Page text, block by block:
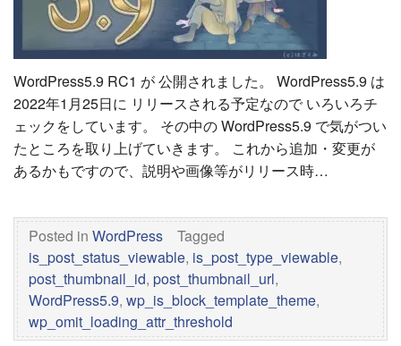
WordPress5.9 RC1 が 公開されました。 WordPress5.9 は
2022年1月25日に リリースされる予定なので いろいろチ
ェックをしています。 その中の WordPress5.9 で気がつい
たところを取り上げていきます。 これから追加・変更が
あるかもですので、説明や画像等がリリース時…
Posted in WordPress
Tagged
is_post_status_viewable, is_post_type_viewable,
post_thumbnail_id, post_thumbnail_url,
WordPress5.9, wp_is_block_template_theme,
wp_omit_loading_attr_threshold